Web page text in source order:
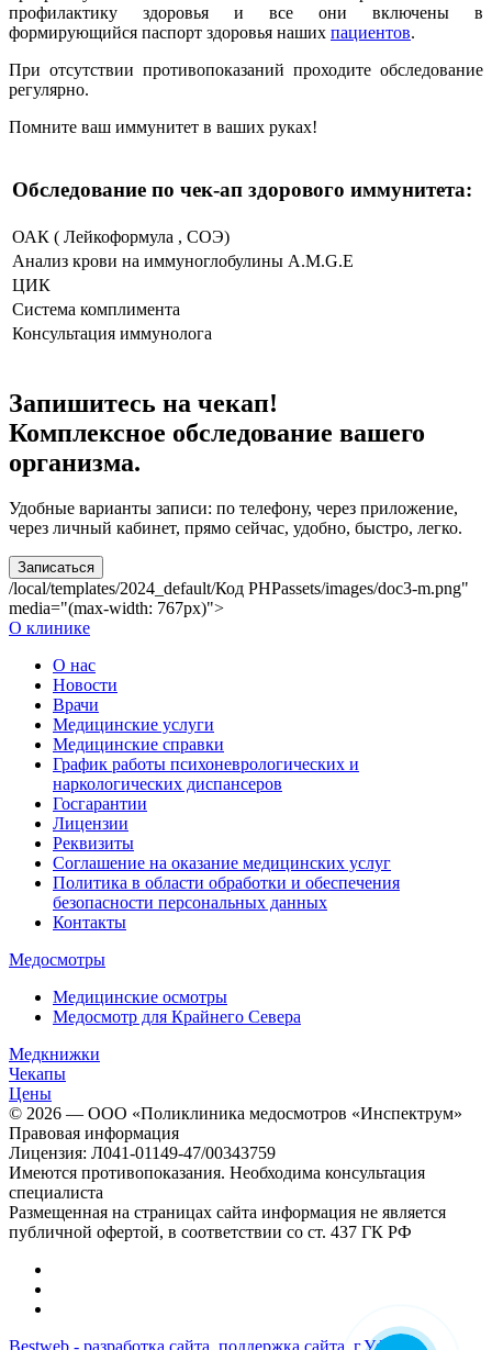
профилактику здоровья и все они включены в
формирующийся паспорт здоровья наших пациентов.
При отсутствии противопоказаний проходите обследование
регулярно.
Помните ваш иммунитет в ваших руках!
Обследование по чек-ап здорового иммунитета:
ОАК ( Лейкоформула , СОЭ)
Анализ крови на иммуноглобулины A.M.G.E
ЦИК
Система комплимента
Консультация иммунолога
Запишитесь на чекап!
Комплексное обследование вашего
организма.
Удобные варианты записи: по телефону, через приложение,
через личный кабинет, прямо сейчас, удобно, быстро, легко.
Записаться
/local/templates/2024_default/Код PHPassets/images/doc3-m.png"
media="(max-width: 767px)">
О клинике
О нас
Новости
Врачи
Медицинские услуги
Медицинские справки
График работы психоневрологических и
наркологических диспансеров
Госгарантии
Лицензии
Реквизиты
Соглашение на оказание медицинских услуг
Политика в области обработки и обеспечения
безопасности персональных данных
Контакты
Медосмотры
Медицинские осмотры
Медосмотр для Крайнего Севера
Медкнижки
Чекапы
Цены
© 2026 — ООО «Поликлиника медосмотров «Инспектрум»
Правовая информация
Лицензия: Л041-01149-47/00343759
Имеются противопоказания. Необходима консультация
специалиста
Размещенная на страницах сайта информация не является
публичной офертой, в соответствии со ст. 437 ГК РФ